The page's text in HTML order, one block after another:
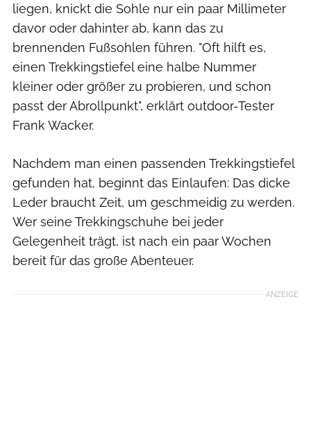
liegen, knickt die Sohle nur ein paar Millimeter
davor oder dahinter ab, kann das zu
brennenden Fußsohlen führen. "Oft hilft es,
einen Trekkingstiefel eine halbe Nummer
kleiner oder größer zu probieren, und schon
passt der Abrollpunkt", erklärt outdoor-Tester
Frank Wacker.
Nachdem man einen passenden Trekkingstiefel
gefunden hat, beginnt das Einlaufen: Das dicke
Leder braucht Zeit, um geschmeidig zu werden.
Wer seine Trekkingschuhe bei jeder
Gelegenheit trägt, ist nach ein paar Wochen
bereit für das große Abenteuer.
ANZEIGE